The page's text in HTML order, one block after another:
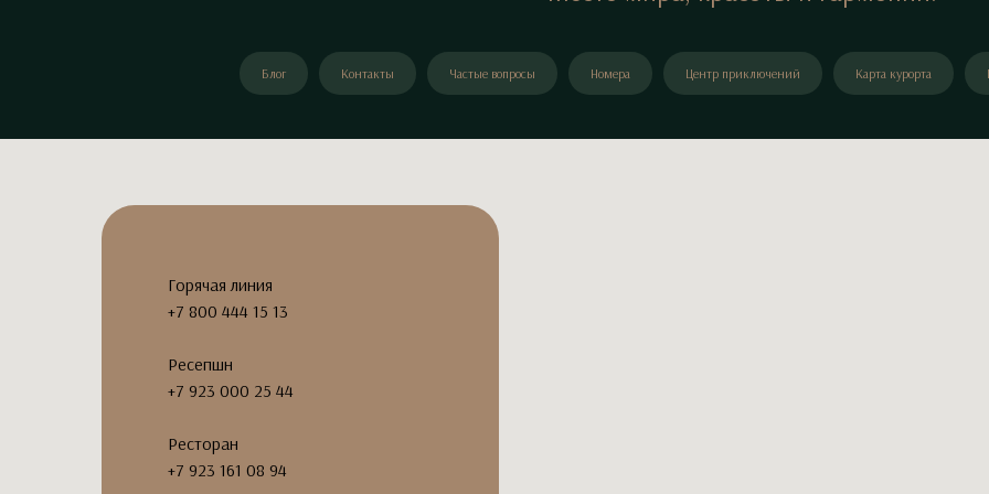
Блог Контакты Частые вопросы Номера Центр приключений Карта курорта
Горячая линия
+7 800 444 15 13
Ресепшн
+7 923 000 25 44
Ресторан
+7 923 161 08 94